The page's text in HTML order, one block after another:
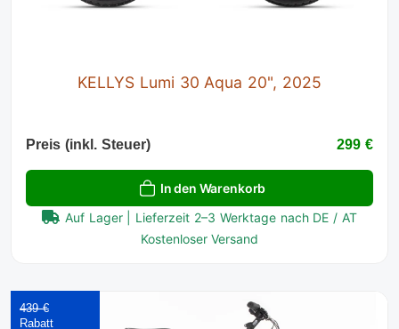
KELLYS Lumi 30 Aqua 20", 2025
Preis (inkl. Steuer) 299 €
In den Warenkorb
Auf Lager | Lieferzeit 2–3 Werktage nach DE / AT
Kostenloser Versand
439 €